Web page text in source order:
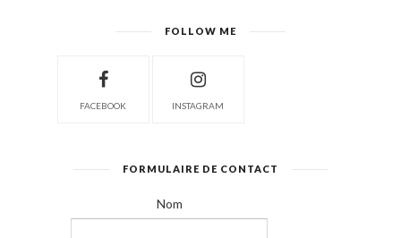
FOLLOW ME
FACEBOOK INSTAGRAM
FORMULAIRE DE CONTACT
Nom